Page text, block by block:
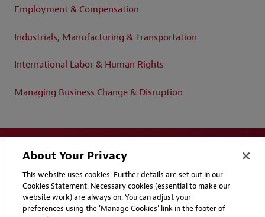
Employment & Compensation
Industrials, Manufacturing & Transportation
International Labor & Human Rights
Managing Business Change & Disruption
Disclaimers Privacy & Cookies Statement
About Your Privacy
This website uses cookies. Further details are set out in our
Cookies Statement. Necessary cookies (essential to make our
website work) are always on. You can adjust your
preferences using the 'Manage Cookies' link in the footer of